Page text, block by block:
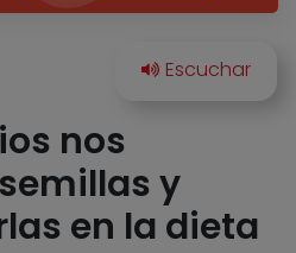
nos
y
en la dieta